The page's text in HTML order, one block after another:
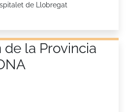
de Llobregat
la Provincia